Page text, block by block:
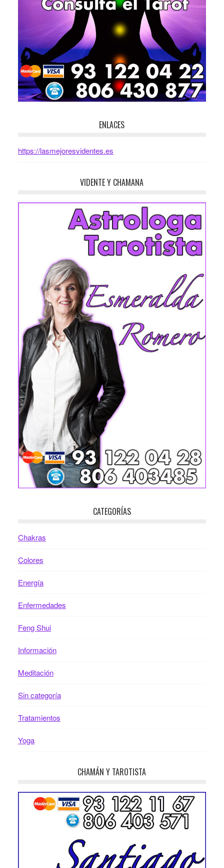
ENLACES
https://lasmejoresvidentes.es
VIDENTE Y CHAMANA
CATEGORÍAS
Chakras
Colores
Energía
Enfermedades
Feng Shui
Información
Meditación
Sin categoría
Tratamientos
Yoga
CHAMÁN Y TAROTISTA